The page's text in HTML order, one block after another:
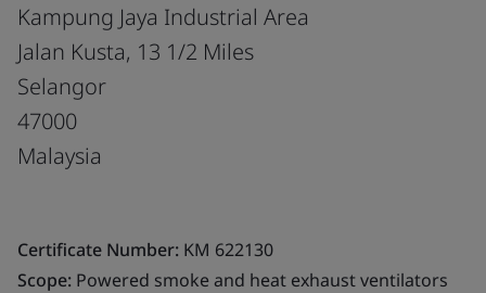
Kampung Jaya Industrial Area
Jalan Kusta, 13 1/2 Miles
Selangor
47000
Malaysia
Certificate Number: KM 622130
Scope: Powered smoke and heat exhaust ventilators